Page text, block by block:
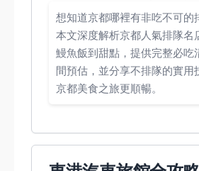
想知道京都哪裡有非吃不可的
本文深度解析京都人氣排隊名
鰻魚飯到甜點，提供完整必吃
間預估，並分享不排隊的實用
京都美食之旅更順暢。